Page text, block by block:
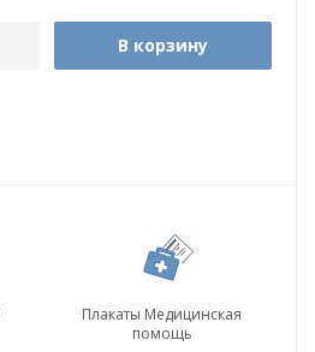
В корзину
Плакаты Медицинская
помощь